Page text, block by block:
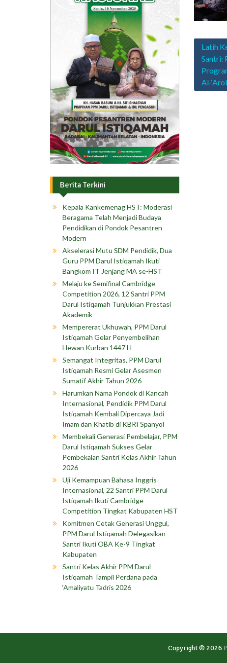
pos
Latih
Santri:
Al-
Berita Terkini
Kepala Kankemenag HST: Moderasi
Beragama Telah Menjadi Budaya
Pendidikan di Pondok Pesantren
Modern
Akselerasi Mutu SDM Pendidik, Dua
Guru PPM Darul Istiqamah Ikuti
Bangkom IT Jenjang MA se-HST
Melaju ke Semifinal Cambridge
Competition 2026, 12 Santri PPM
Darul Istiqamah Tunjukkan Prestasi
Akademik
Mempererat Ukhuwah, PPM Darul
Istiqamah Gelar Penyembelihan
Hewan Kurban 1447 H
Semangat Integritas, PPM Darul
Istiqamah Resmi Gelar Asesmen
Sumatif Akhir Tahun 2026
Harumkan Nama Pondok di Kancah
Internasional, Pendidik PPM Darul
Istiqamah Kembali Dipercaya Jadi
Imam dan Khatib di KBRI Spanyol
Membekali Generasi Pembelajar, PPM
Darul Istiqamah Sukses Gelar
Pembekalan Santri Kelas Akhir Tahun
2026
Uji Kemampuan Bahasa Inggris
Internasional, 22 Santri PPM Darul
Istiqamah Ikuti Cambridge
Competition Tingkat Kabupaten HST
Komitmen Cetak Generasi Unggul,
PPM Darul Istiqamah Delegasikan
Santri Ikuti OBA Ke-9 Tingkat
Kabupaten
Santri Kelas Akhir PPM Darul
Istiqamah Tampil Perdana pada
‘Amaliyatu Tadris 2026
Copyright © 2026